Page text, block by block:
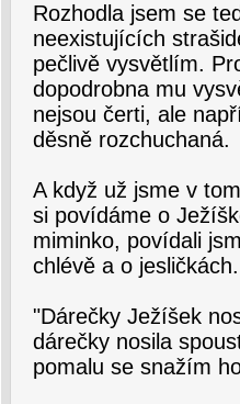
Rozhodla jsem se
neexistujících
pečlivě vysvětlím.
dopodrobna mu
nejsou čerti, ale
děsně rozchuchaná.
A když už jsme v
si povídáme o
miminko, povídali
chlévě a o jesličkách.
"Dárečky Ježíšek
dárečky nosila
pomalu se snažím